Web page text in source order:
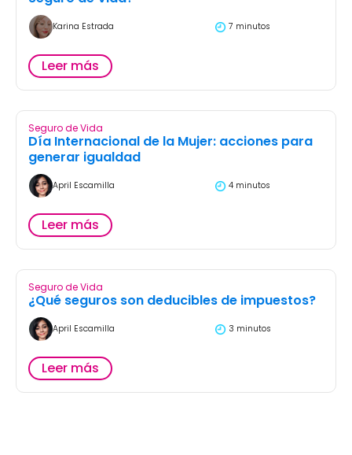
Karina Estrada 7 minutos
Leer más
Seguro de Vida
Día Internacional de la Mujer: acciones para
generar igualdad
April Escamilla 4 minutos
Leer más
Seguro de Vida
¿Qué seguros son deducibles de impuestos?
April Escamilla 3 minutos
Leer más